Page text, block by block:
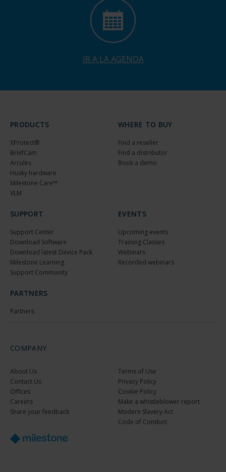
IR A LA AGENDA
PRODUCTS
XProtect®
BriefCam
Arcules
Husky hardware
Milestone Care™
VLM
WHERE TO BUY
Find a reseller
Find a distributor
Book a demo
SUPPORT
Support Center
Download Software
Download latest Device Pack
Milestone Learning
Support Community
EVENTS
Upcoming events
Training Classes
Webinars
Recorded webinars
PARTNERS
Partners
COMPANY
About Us
Contact Us
Offices
Careers
Share your feedback
Terms of Use
Privacy Policy
Cookie Policy
Make a whistleblower report
Modern Slavery Act
Code of Conduct